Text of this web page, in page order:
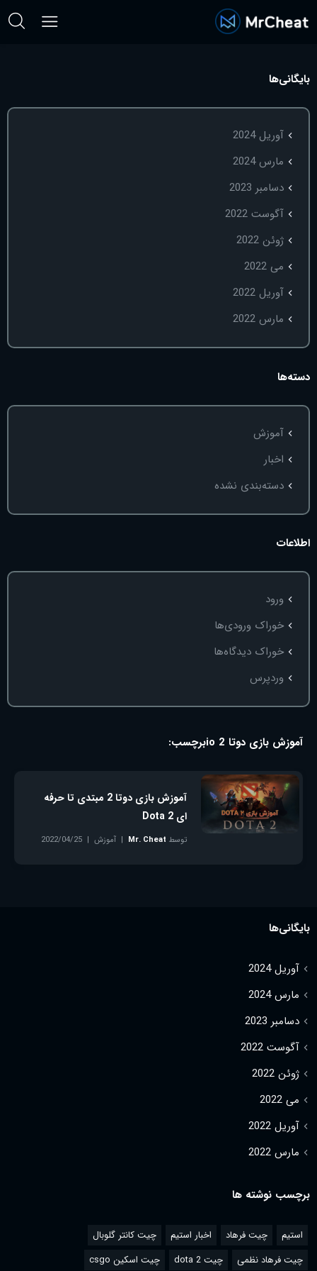
بایگانی‌ها
آوریل 2024
مارس 2024
دسامبر 2023
آگوست 2022
ژوئن 2022
می 2022
آوریل 2022
مارس 2022
دسته‌ها
آموزش
اخبار
دسته‌بندی نشده
اطلاعات
ورود
خوراک ورودی‌ها
خوراک دیدگاه‌ها
وردپرس
برچسب: آموزش بازی دوتا 2 io
آموزش بازی دوتا 2 مبتدی تا حرفه
ای Dota 2
توسط Mr. Cheat آموزش
2022/04/25
بایگانی‌ها
آوریل 2024
مارس 2024
دسامبر 2023
آگوست 2022
ژوئن 2022
می 2022
آوریل 2022
مارس 2022
برچسب نوشته ها
استیم چیت فرهاد اخبار استیم
چیت کانتر گلوبال
چیت فرهاد نظمی
چیت dota 2 چیت اسکین csgo